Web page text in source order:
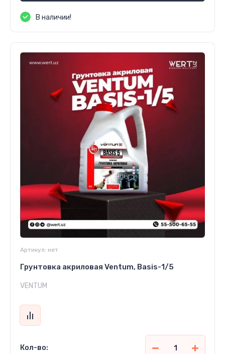
В наличии!
Артикул: нет
Грунтовка акриловая Ventum, Basis-1/5
VENTUM
Кол-во: